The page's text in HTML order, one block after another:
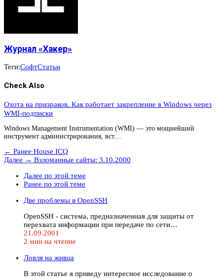
Журнал «Хакер»
Теги:СофтСтатьи
Check Also
Охота на призраков. Как работает закрепление в Windows через
WMI-подписки
Windows Management Instrumentation (WMI) — это мощнейший
инструмент администрирования, вст…
← Ранее House ICQ
Далее → Взломанные сайты: 3.10.2000
Далее по этой теме
Ранее по этой теме
Две проблемы в OpenSSH
OpenSSH - система, предназначенная для защиты от
перехвата информации при передаче по сети…
21.09.2001
2 мин на чтение
Ловля на живца
В этой статье я приведу интересное исследование о